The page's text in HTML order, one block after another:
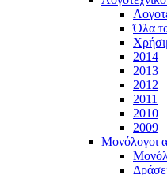
Όλα
2014
2013
2012
2011
2010
2009
Μονόλογοι